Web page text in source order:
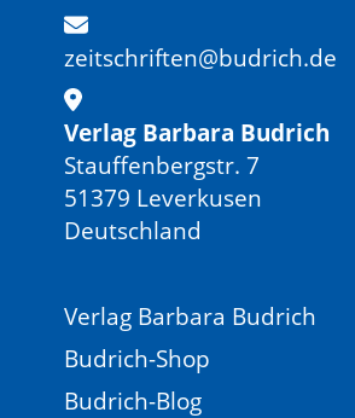
zeitschriften@budrich.de
Verlag Barbara Budrich
Stauffenbergstr. 7
51379 Leverkusen
Deutschland
Verlag Barbara Budrich
Budrich-Shop
Budrich-Blog